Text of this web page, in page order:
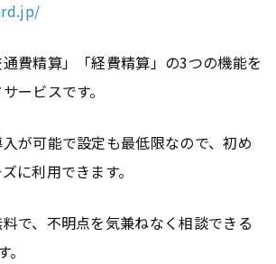
通費精算」「経費精算」の3つの機能を
ービスです。
が可能で設定も最低限なので、初め
に利用できます。
で、不明点を気兼ねなく相談できる